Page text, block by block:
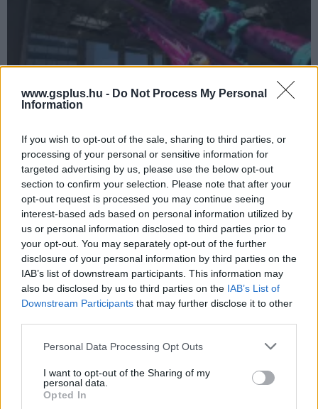
www.gsplus.hu - Do Not Process My Personal
Information
If you wish to opt-out of the sale, sharing to third parties, or
processing of your personal or sensitive information for
targeted advertising by us, please use the below opt-out
section to confirm your selection. Please note that after your
opt-out request is processed you may continue seeing
interest-based ads based on personal information utilized by
us or personal information disclosed to third parties prior to
your opt-out. You may separately opt-out of the further
disclosure of your personal information by third parties on the
IAB’s list of downstream participants. This information may
also be disclosed by us to third parties on the IAB’s List of
Downstream Participants that may further disclose it to other
Please note that this website/app uses one or more Google
not limited to your visit or usage behaviour. You may click to
grant or deny consent to Google and its third-party tags to
use your data for below specified purposes in below Google
Personal Data Processing Opt Outs
I want to opt-out of the Sharing of my
personal data.
Opted In
Csődbe ment az egyik nagyobb Counter-Strike skin
piac
| 2025.12.01 07:30
A nagyok egyike bele is bukott abba, hogy a Valve
felborította a gazdaságot.